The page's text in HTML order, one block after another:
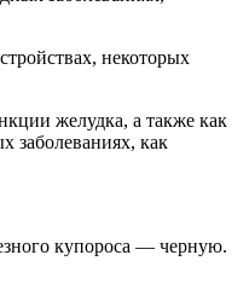
некоторых
желудка, а также как
заболеваниях, как
купороса — черную.